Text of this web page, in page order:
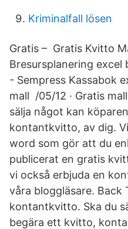
Kriminalfall lösen
Gratis – Gratis Kvitto
Bresursplanering excel
- Sempress Kassabok
mall /05/12 · Gratis
sälja något kan
kontantkvitto, av dig.
word som gör att du
publicerat en gratis
vi också erbjuda en
våra bloggläsare.
kontantkvitto. Ska du
begära ett kvitto,